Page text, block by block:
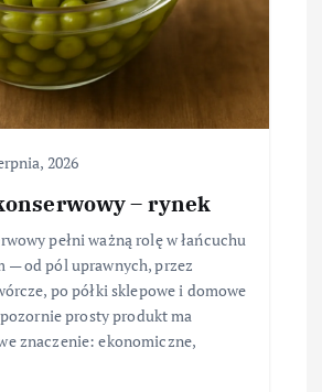
2026
– rynek
pełni ważną rolę w łańcuchu
— od pól uprawnych, przez
po półki sklepowe i domowe
prosty produkt ma
znaczenie: ekonomiczne,